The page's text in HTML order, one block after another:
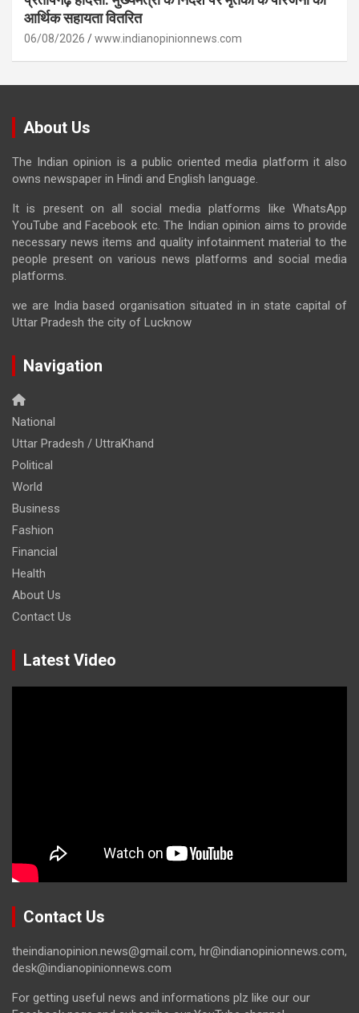
आर्थिक सहायता वितरित
06/08/2026 www.indianopinionnews.com
About Us
The Indian opinion is a public oriented media platform it also
owns newspaper in Hindi and English language.
It is present on all social media platforms like WhatsApp
YouTube and Facebook etc. The Indian opinion aims to provide
necessary news items and quality infotainment material to the
people present on various news platforms and social media
platforms.
we are India based organisation situated in in state capital of
Uttar Pradesh the city of Lucknow
Navigation
National
Uttar Pradesh / UttraKhand
Political
World
Business
Fashion
Financial
Health
About Us
Contact Us
Latest Video
Contact Us
theindianopinion.news@gmail.com, hr@indianopinionnews.com,
desk@indianopinionnews.com
For getting useful news and informations plz like our our